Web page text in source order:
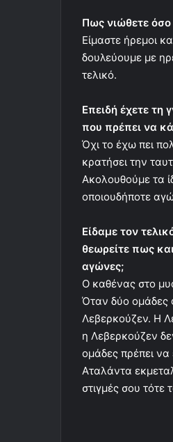
Πως νιώθετε όσο
Είμαστε ήρεμοι
δουλεύουμε με
τελικό.
Επειδή έχετε τη
που πρέπει να
Όχι το έχω πει
κρατήσει την
Ακολουθούμε τα
οποιουδήποτε
Είδαμε τον
θεωρείτε πως
αγώνες;
Ο καθένας στο
Όταν δύο ομάδες
Λεβερκούζεν. Η
η Λεβερκούζεν
ομάδες πρέπει να
Αταλάντα
στιγμές σου τότε